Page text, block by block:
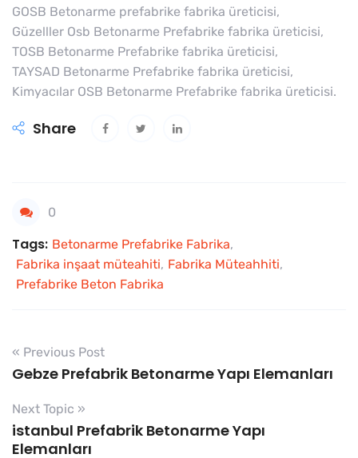
GOSB Betonarme prefabrike fabrika üreticisi,
Güzelller Osb Betonarme Prefabrike fabrika üreticisi,
TOSB Betonarme Prefabrike fabrika üreticisi,
TAYSAD Betonarme Prefabrike fabrika üreticisi,
Kimyacılar OSB Betonarme Prefabrike fabrika üreticisi.
Share
0
Tags: Betonarme Prefabrike Fabrika,
Fabrika inşaat müteahiti, Fabrika Müteahhiti,
Prefabrike Beton Fabrika
« Previous Post
Gebze Prefabrik Betonarme Yapı Elemanları
Next Topic »
istanbul Prefabrik Betonarme Yapı
Elemanları